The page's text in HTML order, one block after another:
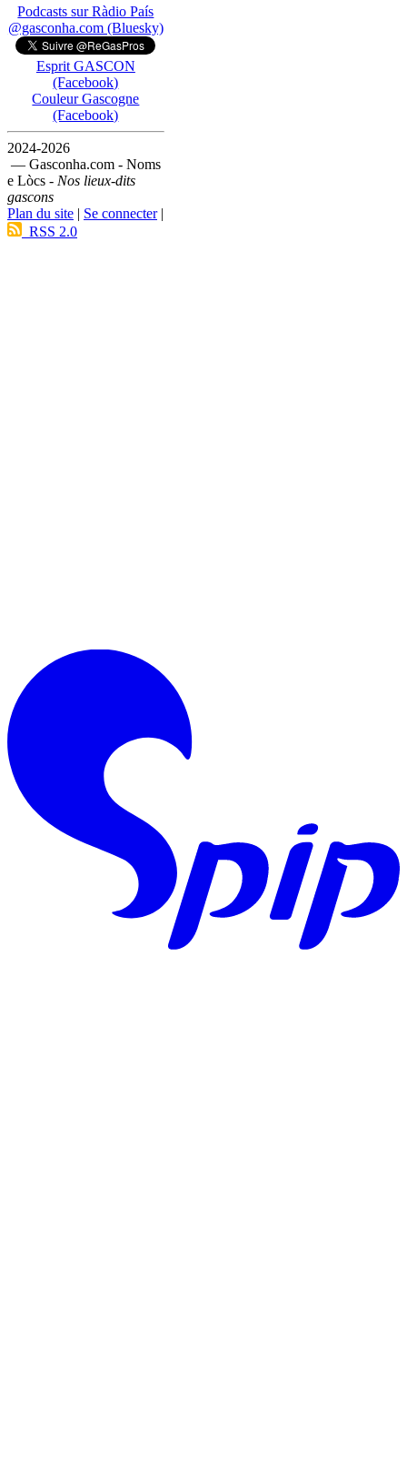
Podcasts sur Ràdio País
@gasconha.com (Bluesky)
Esprit GASCON
(Facebook)
Couleur Gascogne
(Facebook)
2024-2026
— Gasconha.com - Noms
e Lòcs - Nos lieux-dits
gascons
Plan du site | Se connecter|
RSS 2.0